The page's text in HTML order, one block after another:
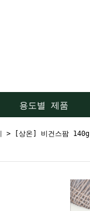
용도별 제품
> [상온] 비건스팜 140g